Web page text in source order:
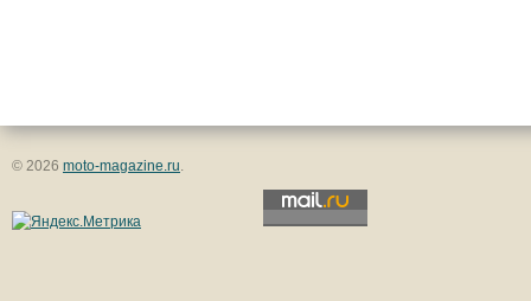
© 2026 moto-magazine.ru.